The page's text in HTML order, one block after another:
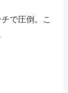
で圧倒。こ